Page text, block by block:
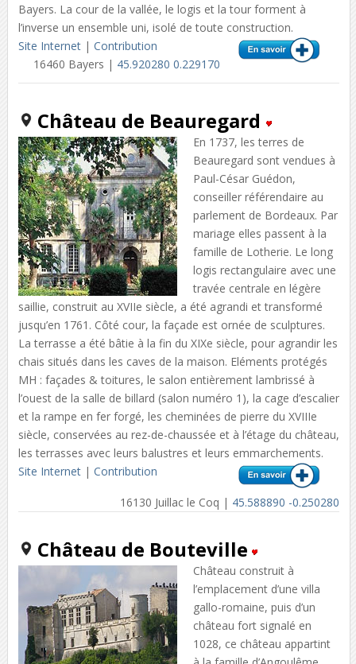
Bayers. La cour de la vallée, le logis et la tour forment à
l’inverse un ensemble uni, isolé de toute construction.
Site Internet| Contribution
16460 Bayers | 45.920280 0.229170
Château de Beauregard
En 1737, les terres de
Beauregard sont vendues à
Paul-César Guédon,
conseiller référendaire au
parlement de Bordeaux. Par
mariage elles passent à la
famille de Lotherie. Le long
logis rectangulaire avec une
travée centrale en légère
saillie, construit au XVIIe siècle, a été agrandi et transformé
jusqu’en 1761. Côté cour, la façade est ornée de sculptures.
La terrasse a été bâtie à la fin du XIXe siècle, pour agrandir les
chais situés dans les caves de la maison. Eléments protégés
MH : façades & toitures, le salon entièrement lambrissé à
l’ouest de la salle de billard (salon numéro 1), la cage d’escalier
et la rampe en fer forgé, les cheminées de pierre du XVIIIe
siècle, conservées au rez-de-chaussée et à l’étage du château,
les terrasses avec leurs balustres et leurs emmarchements.
Site Internet| Contribution
16130 Juillac le Coq | 45.588890 -0.250280
Château de Bouteville
Château construit à
l’emplacement d’une villa
gallo-romaine, puis d’un
château fort signalé en
1028, ce château appartint